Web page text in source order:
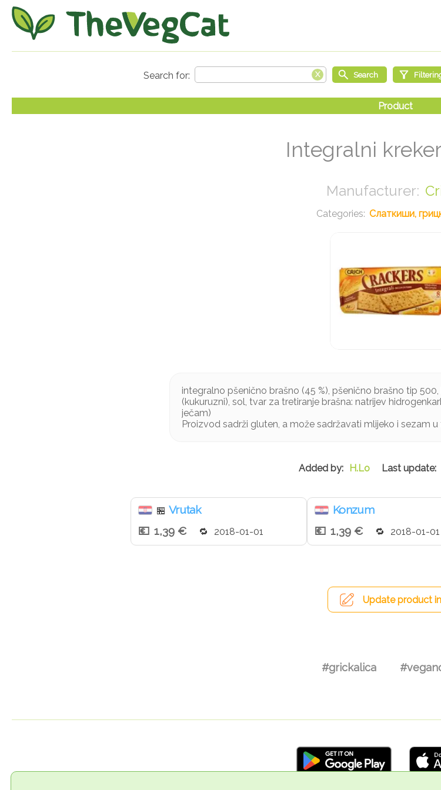
Integralni
Слаткиши,
integralno pšenično brašno (45 %), pšenično brašno tip
(kukuruzni), sol, tvar za tretiranje brašna: natrijev
ječam)
Proizvod sadrži gluten, a može sadržavati mlijeko i sezam
H.Lo
🏪 Vrutak
1,39 €
2018-01-01
Konzum
1,39 €
2018-01-01
Update product
#grickalica